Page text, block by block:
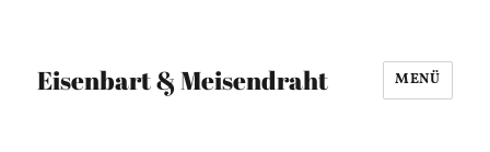
Eisenbart & Meisendraht MENÜ